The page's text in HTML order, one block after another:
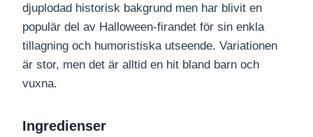
djuplodad historisk bakgrund men har blivit en
populär del av Halloween-firandet för sin enkla
tillagning och humoristiska utseende. Variationen
är stor, men det är alltid en hit bland barn och
vuxna.
Ingredienser